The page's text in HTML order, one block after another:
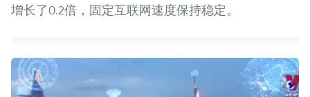
增长了0.2倍，固定互联网速度保持稳定。